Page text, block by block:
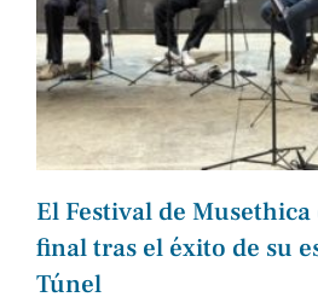
El Festival de
final tras el éxito de su
Túnel